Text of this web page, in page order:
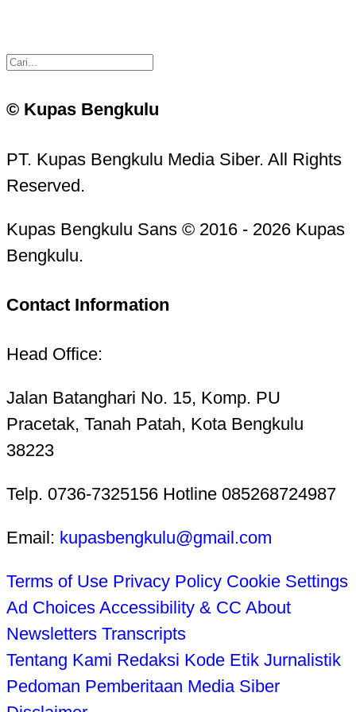
© Kupas Bengkulu
PT. Kupas Bengkulu Media Siber. All Rights
Reserved.
Kupas Bengkulu Sans © 2016 - 2026 Kupas
Bengkulu.
Contact Information
Head Office:
Jalan Batanghari No. 15, Komp. PU
Pracetak, Tanah Patah, Kota Bengkulu
38223
Telp. 0736-7325156 Hotline 085268724987
Email: kupasbengkulu@gmail.com
Terms of Use Privacy Policy Cookie Settings
Ad Choices Accessibility & CC About
Newsletters Transcripts
Tentang Kami Redaksi Kode Etik Jurnalistik
Pedoman Pemberitaan Media Siber